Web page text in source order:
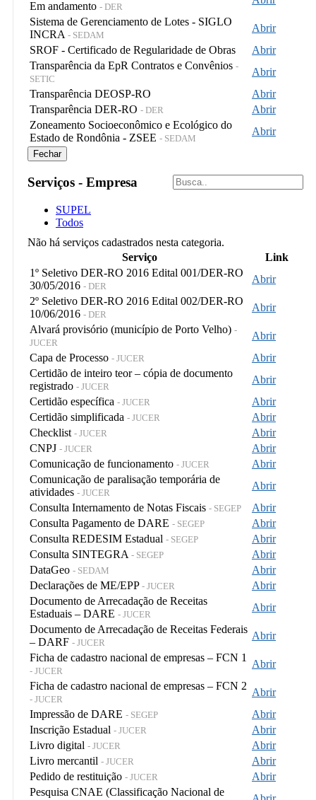
Em andamento - DER
Sistema de Gerenciamento de Lotes - SIGLO
INCRA - SEDAM
Abrir
SROF - Certificado de Regularidade de Obras
Abrir
Transparência da EpR Contratos e Convênios -
SETIC
Abrir
Transparência DEOSP-RO
Abrir
Transparência DER-RO - DER
Abrir
Zoneamento Socioeconômico e Ecológico do
Estado de Rondônia - ZSEE - SEDAM
Abrir
Fechar
Serviços - Empresa
SUPEL
Todos
Não há serviços cadastrados nesta categoria.
Serviço
Link
1º Seletivo DER-RO 2016 Edital 001/DER-RO
30/05/2016 - DER
Abrir
2º Seletivo DER-RO 2016 Edital 002/DER-RO
10/06/2016 - DER
Abrir
Alvará provisório (município de Porto Velho) -
JUCER
Abrir
Capa de Processo - JUCER
Abrir
Certidão de inteiro teor – cópia de documento
registrado - JUCER
Abrir
Certidão específica - JUCER
Abrir
Certidão simplificada - JUCER
Abrir
Checklist - JUCER
Abrir
CNPJ - JUCER
Abrir
Comunicação de funcionamento - JUCER
Abrir
Comunicação de paralisação temporária de
atividades - JUCER
Abrir
Consulta Internamento de Notas Fiscais - SEGEP
Abrir
Consulta Pagamento de DARE - SEGEP
Abrir
Consulta REDESIM Estadual - SEGEP
Abrir
Consulta SINTEGRA - SEGEP
Abrir
DataGeo - SEDAM
Abrir
Declarações de ME/EPP - JUCER
Abrir
Documento de Arrecadação de Receitas
Estaduais – DARE - JUCER
Abrir
Documento de Arrecadação de Receitas Federais
– DARF - JUCER
Abrir
Ficha de cadastro nacional de empresas – FCN 1
- JUCER
Abrir
Ficha de cadastro nacional de empresas – FCN 2
- JUCER
Abrir
Impressão de DARE - SEGEP
Abrir
Inscrição Estadual - JUCER
Abrir
Livro digital - JUCER
Abrir
Livro mercantil - JUCER
Abrir
Pedido de restituição - JUCER
Abrir
Pesquisa CNAE (Classificação Nacional de